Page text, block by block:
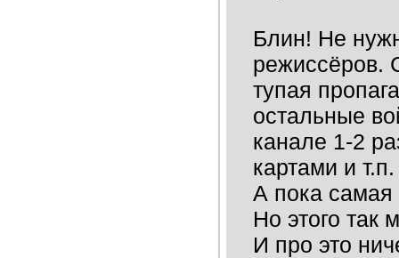
Блин! Не
режиссёров.
тупая
остальные
канале 1-2
картами и т.п.
А пока самая
Но этого так
И про это